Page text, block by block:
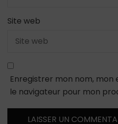
Site web
Enregistrer mon nom,
le navigateur pour mon